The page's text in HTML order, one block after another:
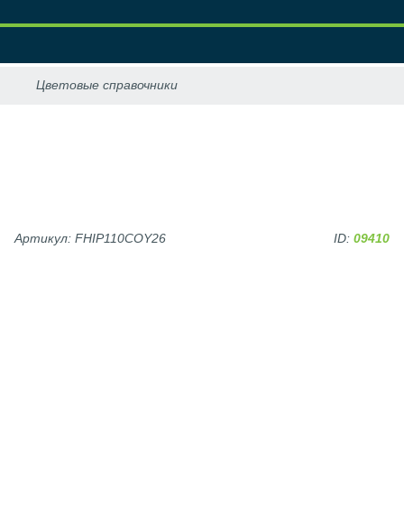
Артикул: FHIP110COY26 ID: 09410